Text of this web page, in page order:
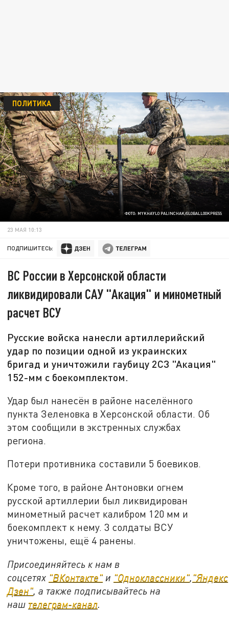
ФОТО: MYKHAYLO PALINCHAK/GLOBALLOOKPRESS
ПОЛИТИКА
23 МАЯ 10:13
ПОДПИШИТЕСЬ:
ВС России в Херсонской области
ликвидировали САУ "Акация" и минометный
расчет ВСУ
Русские войска нанесли артиллерийский
удар по позиции одной из украинских
бригад и уничтожили гаубицу 2С3 "Акация"
152-мм с боекомплектом.
Удар был нанесён в районе населённого
пункта Зеленовка в Херсонской области. Об
этом сообщили в экстренных службах
региона.
Потери противника составили 5 боевиков.
Кроме того, в районе Антоновки огнем
русской артиллерии был ликвидирован
минометный расчет калибром 120 мм и
боекомплект к нему. 3 солдаты ВСУ
уничтожены, ещё 4 ранены.
Присоединяйтесь к нам в
соцсетях "ВКонтакте" и "Одноклассники", "Яндекс
Дзен", а также подписывайтесь на
наш телеграм-канал.